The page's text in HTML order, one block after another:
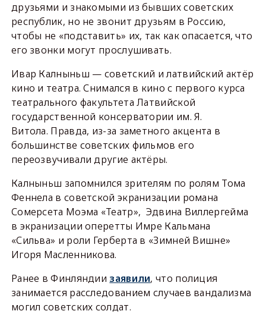
друзьями и знакомыми из бывших советских
республик, но не звонит друзьям в Россию,
чтобы не «подставить» их, так как опасается, что
его звонки могут прослушивать.
Ивар Калныньш — советский и латвийский актёр
кино и театра. Снимался в кино с первого курса
театрального факультета Латвийской
государственной консерватории им. Я.
Витола. Правда, из-за заметного акцента в
большинстве советских фильмов его
переозвучивали другие актёры.
Калныньш запомнился зрителям по ролям Тома
Феннела в советской экранизации романа
Сомерсета Моэма «Театр», Эдвина Виллергейма
в экранизации оперетты Имре Кальмана
«Сильва» и роли Герберта в «Зимней Вишне»
Игоря Масленникова.
Ранее в Финляндии заявили, что полиция
занимается расследованием случаев вандализма
могил советских солдат.